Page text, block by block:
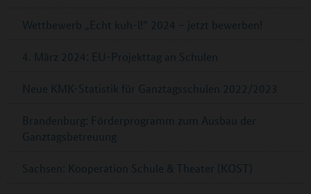
Wettbewerb „Echt kuh-l!“ 2024 – jetzt bewerben!
4. März 2024: EU-Projekttag an Schulen
Neue KMK-Statistik für Ganztagsschulen 2022/2023
Brandenburg: Förderprogramm zum Ausbau der
Ganztagsbetreuung
Sachsen: Kooperation Schule & Theater (KOST)